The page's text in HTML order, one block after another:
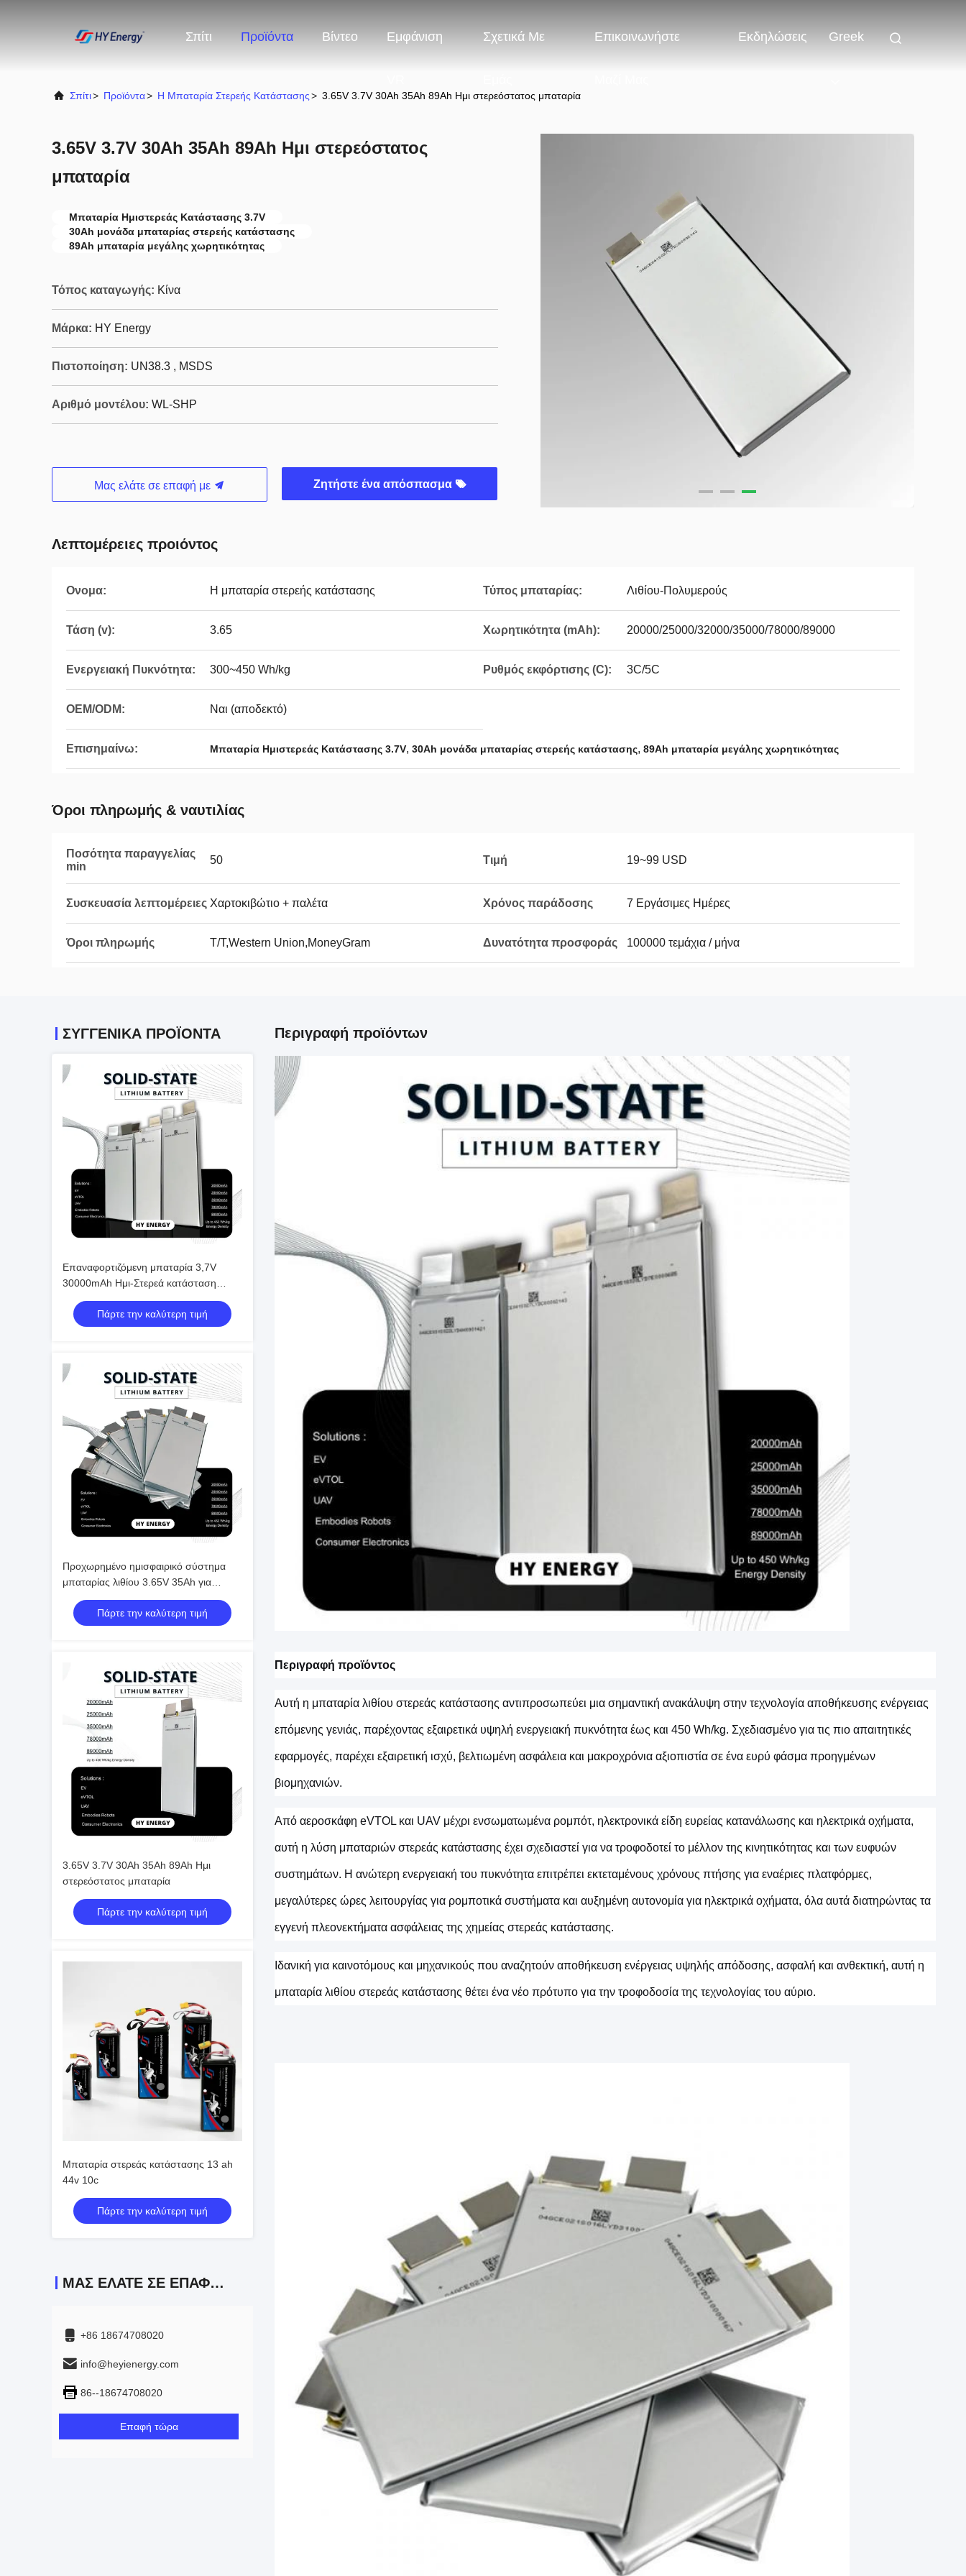
Σπίτι Προϊόντα Βίντεο Εμφάνιση Σχετικά Με Επικοινωνήστε Εκδηλώσεις Greek
Σπίτι> Προϊόντα> Η Μπαταρία Στερεής Κατάστασης> 3.65V 3.7V 30Ah 35Ah 89Ah Ημι στερεόστατος μπαταρία
3.65V 3.7V 30Ah 35Ah 89Ah Ημι στερεόστατος
μπαταρία
Μπαταρία Ημιστερεάς Κατάστασης 3.7V
30Ah μονάδα μπαταρίας στερεής κατάστασης
89Ah μπαταρία μεγάλης χωρητικότητας
Τόπος καταγωγής: Κίνα
Μάρκα: HY Energy
Πιστοποίηση: UN38.3 , MSDS
Αριθμό μοντέλου: WL-SHP
Μας ελάτε σε επαφή με Ζητήστε ένα απόσπασμα
Λεπτομέρειες προιόντος
Ονομα: Η μπαταρία στερεής κατάστασης Τύπος μπαταρίας: Λιθίου-Πολυμερούς
Τάση (v): 3.65 Χωρητικότητα (mAh): 20000/25000/32000/35000/78000/89000
Ενεργειακή Πυκνότητα: 300~450 Wh/kg Ρυθμός εκφόρτισης (C): 3C/5C
OEM/ODM: Ναι (αποδεκτό)
Επισημαίνω: Μπαταρία Ημιστερεάς Κατάστασης 3.7V, 30Ah μονάδα μπαταρίας στερεής κατάστασης, 89Ah μπαταρία μεγάλης χωρητικότητας
Όροι πληρωμής & ναυτιλίας
Ποσότητα παραγγελίας
min
50 Τιμή 19~99 USD
Συσκευασία λεπτομέρειες Χαρτοκιβώτιο + παλέτα Χρόνος παράδοσης 7 Εργάσιμες Ημέρες
Όροι πληρωμής T/T,Western Union,MoneyGram Δυνατότητα προσφοράς 100000 τεμάχια / μήνα
ΣΥΓΓΕΝΙΚΆ ΠΡΟΪΌΝΤΑ
Επαναφορτιζόμενη μπαταρία 3,7V
30000mAh Ημι-Στερεά κατάσταση
μπαταρίας Li-ion με υψηλή απόδοση
ασφαλείαςΠάρτε την καλύτερη τιμή
Προχωρημένο ημισφαιρικό σύστημα
μπαταρίας λιθίου 3.65V 35Ah για
εξατομικευμένες μπαταρίες
Πάρτε την καλύτερη τιμή
3.65V 3.7V 30Ah 35Ah 89Ah Ημι
στερεόστατος μπαταρία
Πάρτε την καλύτερη τιμή
Μπαταρία στερεάς κατάστασης 13 ah
44v 10c
Πάρτε την καλύτερη τιμή
ΜΑΣ ΕΛΆΤΕ ΣΕ ΕΠΑΦΉ ΜΕ
+86 18674708020
info@heyienergy.com
86--18674708020
Επαφή τώρα
Περιγραφή προϊόντων
Περιγραφή προϊόντος
Αυτή η μπαταρία λιθίου στερεάς κατάστασης αντιπροσωπεύει μια σημαντική ανακάλυψη στην τεχνολογία αποθήκευσης ενέργειας
επόμενης γενιάς, παρέχοντας εξαιρετικά υψηλή ενεργειακή πυκνότητα έως και 450 Wh/kg. Σχεδιασμένο για τις πιο απαιτητικές
εφαρμογές, παρέχει εξαιρετική ισχύ, βελτιωμένη ασφάλεια και μακροχρόνια αξιοπιστία σε ένα ευρύ φάσμα προηγμένων
βιομηχανιών.
Από αεροσκάφη eVTOL και UAV μέχρι ενσωματωμένα ρομπότ, ηλεκτρονικά είδη ευρείας κατανάλωσης και ηλεκτρικά οχήματα,
αυτή η λύση μπαταριών στερεάς κατάστασης έχει σχεδιαστεί για να τροφοδοτεί το μέλλον της κινητικότητας και των ευφυών
συστημάτων. Η ανώτερη ενεργειακή του πυκνότητα επιτρέπει εκτεταμένους χρόνους πτήσης για εναέριες πλατφόρμες,
μεγαλύτερες ώρες λειτουργίας για ρομποτικά συστήματα και αυξημένη αυτονομία για ηλεκτρικά οχήματα, όλα αυτά διατηρώντας τα
εγγενή πλεονεκτήματα ασφάλειας της χημείας στερεάς κατάστασης.
Ιδανική για καινοτόμους και μηχανικούς που αναζητούν αποθήκευση ενέργειας υψηλής απόδοσης, ασφαλή και ανθεκτική, αυτή η
μπαταρία λιθίου στερεάς κατάστασης θέτει ένα νέο πρότυπο για την τροφοδοσία της τεχνολογίας του αύριο.